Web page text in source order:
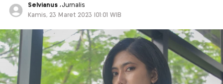
Selvianus,Jurnalis
Kamis, 23 Maret 2023 |01:01 WIB